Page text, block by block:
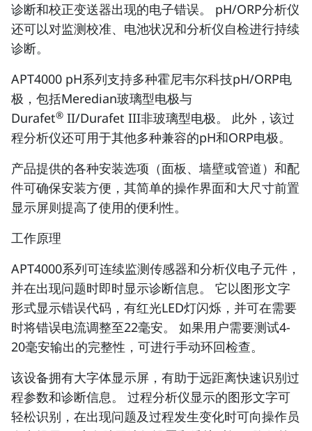
诊断和校正变送器出现的电子错误。 pH/ORP分析仪
还可以对监测校准、电池状况和分析仪自检进行持续
诊断。
APT4000 pH系列支持多种霍尼韦尔科技pH/ORP电
极，包括Meredian玻璃型电极与
Durafet® II/Durafet III非玻璃型电极。 此外，该过
程分析仪还可用于其他多种兼容的pH和ORP电极。
产品提供的各种安装选项（面板、墙壁或管道）和配
件可确保安装方便，其简单的操作界面和大尺寸前置
显示屏则提高了使用的便利性。
工作原理
APT4000系列可连续监测传感器和分析仪电子元件，
并在出现问题时即时显示诊断信息。 它以图形文字
形式显示错误代码，有红光LED灯闪烁，并可在需要
时将错误电流调整至22毫安。 如果用户需要测试4-
20毫安输出的完整性，可进行手动环回检查。
该设备拥有大字体显示屏，有助于远距离快速识别过
程参数和诊断信息。 过程分析仪显示的图形文字可
轻松识别，在出现问题及过程发生变化时可向操作员